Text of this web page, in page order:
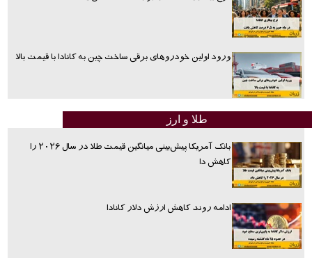
ورود اولین خودروهای برقی ساخت چین به کانادا با قیمت بالا
طلا و ارز
بانک آمریکا پیش‌بینی میانگین قیمت طلا در سال ۲۰۲۶ را
کاهش دا
ادامه روند کاهش ارزش دلار کانادا